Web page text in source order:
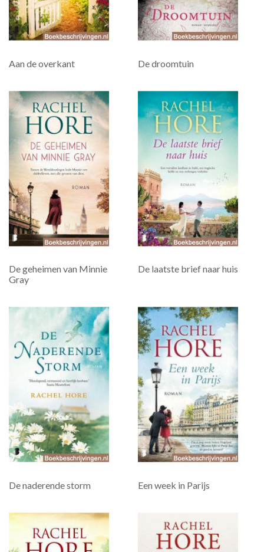
Aan de overkant De droomtuin
De geheimen van Minnie
Gray
De laatste brief naar huis
De naderende storm Een week in Parijs